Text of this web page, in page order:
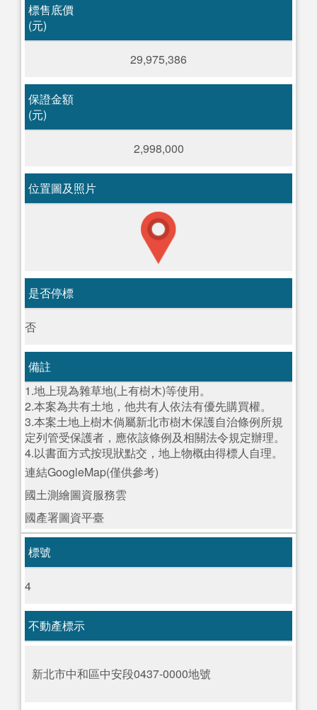
標售底價
(元)
29,975,386
保證金額
(元)
2,998,000
位置圖及照片
是否停標
否
備註
1.地上現為雜草地(上有樹木)等使用。
2.本案為共有土地，他共有人依法有優先購買權。
3.本案土地上樹木倘屬新北市樹木保護自治條例所規
定列管受保護者，應依該條例及相關法令規定辦理。
4.以書面方式按現狀點交，地上物概由得標人自理。
連結GoogleMap(僅供參考)
國土測繪圖資服務雲
國產署圖資平臺
標號
4
不動產標示
新北市中和區中安段0437-0000地號